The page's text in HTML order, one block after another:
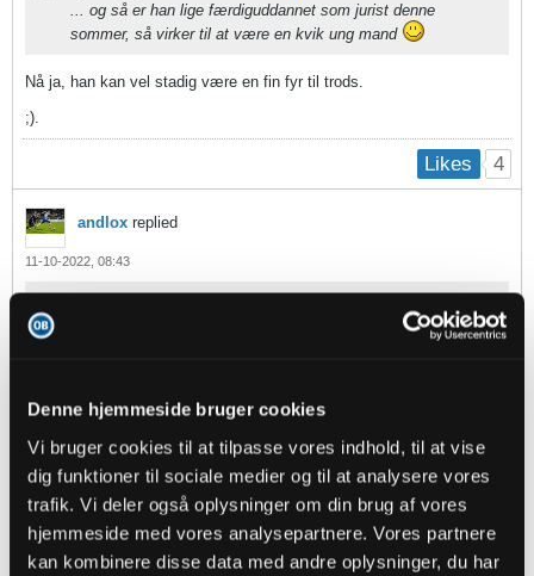
Denne hjemmeside bruger cookies
Vi bruger cookies til at tilpasse vores indhold, til at vise
dig funktioner til sociale medier og til at analysere vores
trafik. Vi deler også oplysninger om din brug af vores
hjemmeside med vores analysepartnere. Vores partnere
kan kombinere disse data med andre oplysninger, du har
... og så er han lige færdiguddannet som jurist denne
sommer, så virker til at være en kvik ung mand
Nå ja, han kan vel stadig være en fin fyr til trods.
;).
Likes 4
andlox replied
11-10-2022, 08:43
Dejligt - og tiltrængt - at vi går nye veje. Der er virkelig brug
Spændende med et ungt talent.
Jeg kender selvsagt ikke den 25-årige, så det er
udelukkende de overordnede tanker bag, jeg kan tillade mig
en holdning omkring.
EDIT: Fra ob.dk: